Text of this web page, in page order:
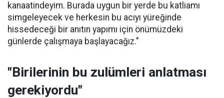
kanaatindeyim. Burada uygun bir yerde bu katliamı
simgeleyecek ve herkesin bu acıyı yüreğinde
hissedeceği bir anıtın yapımı için önümüzdeki
günlerde çalışmaya başlayacağız."
"Birilerinin bu zulümleri anlatması
gerekiyordu"